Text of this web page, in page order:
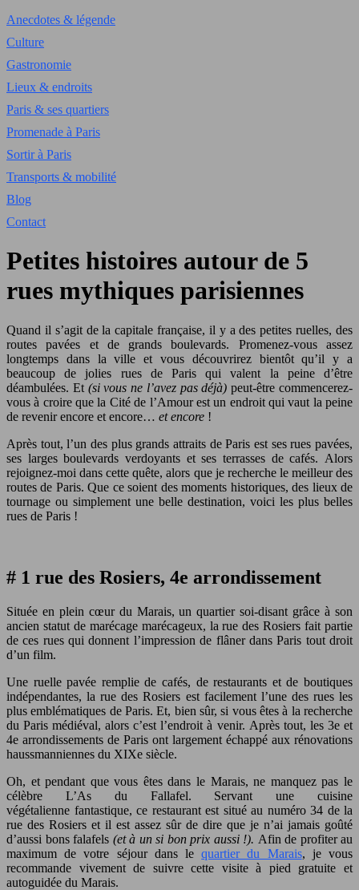
Anecdotes & légende
Culture
Gastronomie
Lieux & endroits
Paris & ses quartiers
Promenade à Paris
Sortir à Paris
Transports & mobilité
Blog
Contact
Petites histoires autour de 5
rues mythiques parisiennes
Quand il s’agit de la capitale française, il y a des petites ruelles, des
routes pavées et de grands boulevards. Promenez-vous assez
longtemps dans la ville et vous découvrirez bientôt qu’il y a
beaucoup de jolies rues de Paris qui valent la peine d’être
déambulées. Et (si vous ne l’avez pas déjà) peut-être commencerez-
vous à croire que la Cité de l’Amour est un endroit qui vaut la peine
de revenir encore et encore… et encore !
Après tout, l’un des plus grands attraits de Paris est ses rues pavées,
ses larges boulevards verdoyants et ses terrasses de cafés. Alors
rejoignez-moi dans cette quête, alors que je recherche le meilleur des
routes de Paris. Que ce soient des moments historiques, des lieux de
tournage ou simplement une belle destination, voici les plus belles
rues de Paris !
# 1 rue des Rosiers, 4e arrondissement
Située en plein cœur du Marais, un quartier soi-disant grâce à son
ancien statut de marécage marécageux, la rue des Rosiers fait partie
de ces rues qui donnent l’impression de flâner dans Paris tout droit
d’un film.
Une ruelle pavée remplie de cafés, de restaurants et de boutiques
indépendantes, la rue des Rosiers est facilement l’une des rues les
plus emblématiques de Paris. Et, bien sûr, si vous êtes à la recherche
du Paris médiéval, alors c’est l’endroit à venir. Après tout, les 3e et
4e arrondissements de Paris ont largement échappé aux rénovations
haussmanniennes du XIXe siècle.
Oh, et pendant que vous êtes dans le Marais, ne manquez pas le
célèbre L’As du Fallafel. Servant une cuisine
végétalienne fantastique, ce restaurant est situé au numéro 34 de la
rue des Rosiers et il est assez sûr de dire que je n’ai jamais goûté
d’aussi bons falafels (et à un si bon prix aussi !). Afin de profiter au
maximum de votre séjour dans lequartier du Marais, je vous
recommande vivement de suivre cette visite à pied gratuite et
autoguidée du Marais.